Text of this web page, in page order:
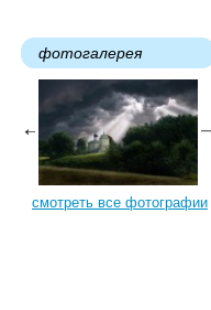
фотогалерея
смотреть все фотографии